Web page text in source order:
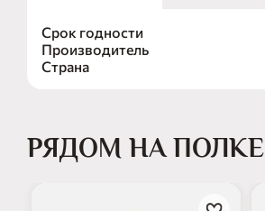
Срок годности
Производитель
Страна
РЯДОМ НА ПОЛКЕ